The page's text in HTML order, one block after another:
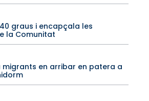
graus i encapçala les
la Comunitat
migrants en arribar en patera a